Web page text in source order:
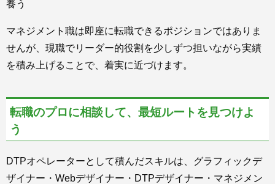
養う
マネジメント職は即座に転職できるポジションではありま
せんが、現職でリーダー的役割を少しずつ担いながら実績
を積み上げることで、着実に近づけます。
転職のプロに相談して、最短ルートを見つけよ
う
DTPオペレーターとして積んだスキルは、グラフィックデ
ザイナー・Webデザイナー・DTPデザイナー・マネジメン